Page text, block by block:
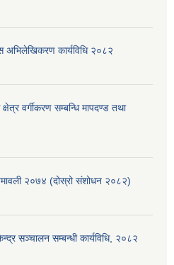
अभिलेखिकरण कार्यविधि २०८२
वर्गीकरण सम्बन्धि मापदण्ड तथा
२०७४ (दोस्रो संशोधन २०८२)
सञ्चालन सम्बन्धी कार्यविधि, २०८२